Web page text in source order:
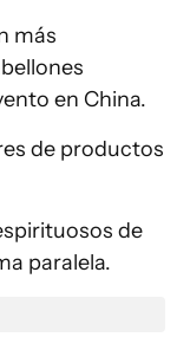
más
en China.
de productos
de
paralela.